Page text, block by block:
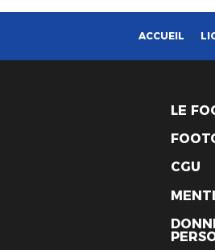
ACCUEIL
LE
CGU